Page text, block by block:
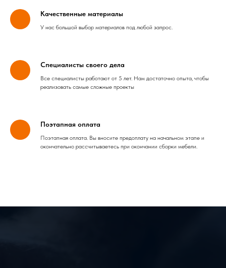
Качественные материалы
У нас большой выбор материалов под любой запрос.
Специалисты своего дела
Все специалисты работают от 5 лет. Нам достаточно опыта, чтобы
реализовать самые сложные проекты
Поэтапная оплата
Поэтапная оплата. Вы вносите предоплату на начальном этапе и
окончательно рассчитываетесь при окончании сборки мебели.